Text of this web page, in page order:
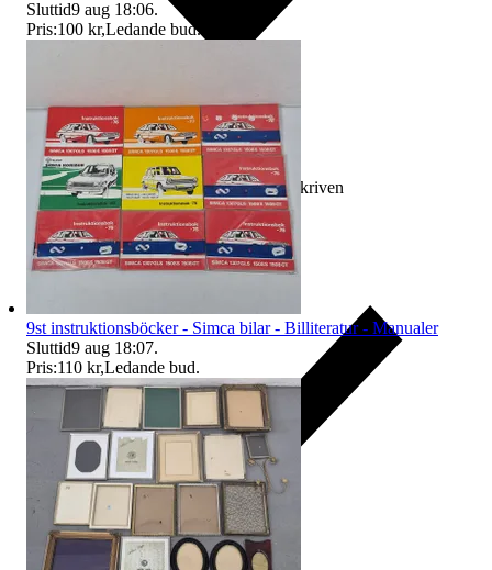
Ersättning om varan inte är som beskriven
Sluttid9 aug 18:06.
Pris:100 kr,Ledande bud.
9st instruktionsböcker - Simca bilar - Billiteratur - Manualer
Sluttid9 aug 18:07.
Pris:110 kr,Ledande bud.